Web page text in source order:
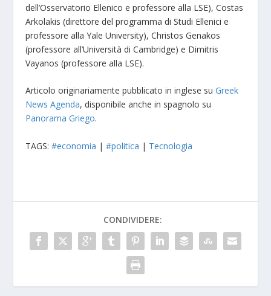
dell’Osservatorio Ellenico e professore alla LSE), Costas
Arkolakis (direttore del programma di Studi Ellenici e
professore alla Yale University), Christos Genakos
(professore all’Università di Cambridge) e Dimitris
Vayanos (professore alla LSE).
Articolo originariamente pubblicato in inglese suGreek
News Agenda, disponibile anche in spagnolo su
Panorama Griego.
TAGS:#economia |#politica | Tecnologia
CONDIVIDERE: